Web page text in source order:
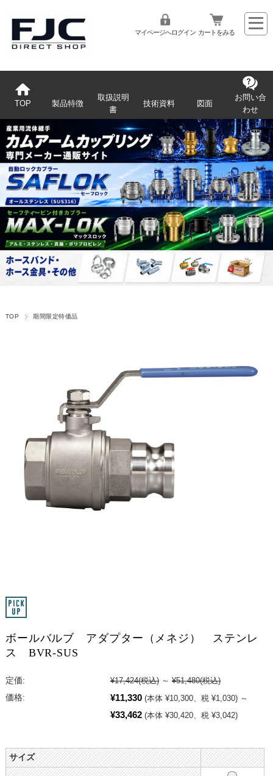
マイページへログイン カートをみる
TOP 製品特徴
取扱説明
書
技術資料 図面
お問い合
わせ
TOP 期間限定特価品
ボールバルブ アダプター（メネジ） ステンレ
ス BVR-SUS
定価: ¥17,424(税込) ～ ¥51,480(税込)
価格:
¥11,330 (本体 ¥10,300、税 ¥1,030) ～
¥33,462 (本体 ¥30,420、税 ¥3,042)
サイズ